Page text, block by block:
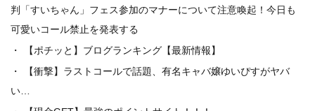
判「すいちゃん」フェス参加のマナーについて注意喚起！今日も
可愛いコール禁止を発表する
【ポチッと】ブログランキング【最新情報】
【衝撃】ラストコールで話題、有名キャバ嬢ゆいぴすがヤバ
い…